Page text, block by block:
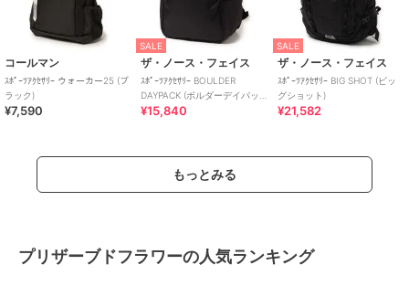
コールマン
ｽﾎﾟｰﾂｱｸｾｻﾘｰ ウォーカー25 (ブ
ラック)
¥7,590
SALE
ザ・ノース・フェイス
ｽﾎﾟｰﾂｱｸｾｻﾘｰ BOULDER
DAYPACK (ボルダーデイパッ
ク)
¥15,840
SALE
ザ・ノース・フェイス
ｽﾎﾟｰﾂｱｸｾｻﾘｰ BIG SHOT (ビッ
グショット)
¥21,582
もっとみる
プリザーブドフラワーの人気ランキング